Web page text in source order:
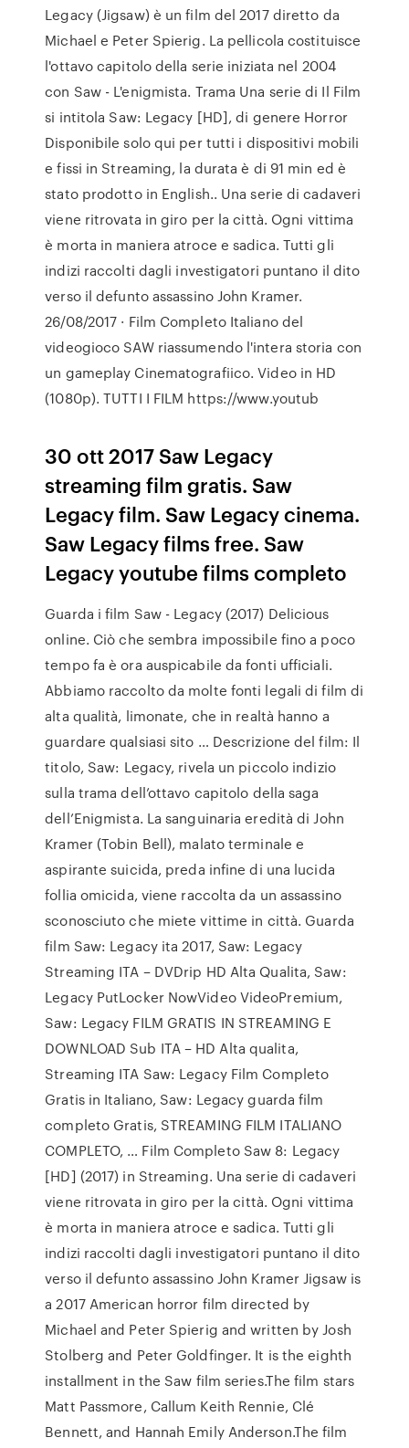
Legacy (Jigsaw) è un film del 2017 diretto da
Michael e Peter Spierig. La pellicola costituisce
l'ottavo capitolo della serie iniziata nel 2004
con Saw - L'enigmista. Trama Una serie di Il Film
si intitola Saw: Legacy [HD], di genere Horror
Disponibile solo qui per tutti i dispositivi mobili
e fissi in Streaming, la durata è di 91 min ed è
stato prodotto in English.. Una serie di cadaveri
viene ritrovata in giro per la città. Ogni vittima
è morta in maniera atroce e sadica. Tutti gli
indizi raccolti dagli investigatori puntano il dito
verso il defunto assassino John Kramer.
26/08/2017 · Film Completo Italiano del
videogioco SAW riassumendo l'intera storia con
un gameplay Cinematografiico. Video in HD
(1080p). TUTTI I FILM https://www.youtub
30 ott 2017 Saw Legacy
streaming film gratis. Saw
Legacy film. Saw Legacy cinema.
Saw Legacy films free. Saw
Legacy youtube films completo
Guarda i film Saw - Legacy (2017) Delicious
online. Ciò che sembra impossibile fino a poco
tempo fa è ora auspicabile da fonti ufficiali.
Abbiamo raccolto da molte fonti legali di film di
alta qualità, limonate, che in realtà hanno a
guardare qualsiasi sito … Descrizione del film: Il
titolo, Saw: Legacy, rivela un piccolo indizio
sulla trama dell’ottavo capitolo della saga
dell’Enigmista. La sanguinaria eredità di John
Kramer (Tobin Bell), malato terminale e
aspirante suicida, preda infine di una lucida
follia omicida, viene raccolta da un assassino
sconosciuto che miete vittime in città. Guarda
film Saw: Legacy ita 2017, Saw: Legacy
Streaming ITA – DVDrip HD Alta Qualita, Saw:
Legacy PutLocker NowVideo VideoPremium,
Saw: Legacy FILM GRATIS IN STREAMING E
DOWNLOAD Sub ITA – HD Alta qualita,
Streaming ITA Saw: Legacy Film Completo
Gratis in Italiano, Saw: Legacy guarda film
completo Gratis, STREAMING FILM ITALIANO
COMPLETO, … Film Completo Saw 8: Legacy
[HD] (2017) in Streaming. Una serie di cadaveri
viene ritrovata in giro per la città. Ogni vittima
è morta in maniera atroce e sadica. Tutti gli
indizi raccolti dagli investigatori puntano il dito
verso il defunto assassino John Kramer Jigsaw is
a 2017 American horror film directed by
Michael and Peter Spierig and written by Josh
Stolberg and Peter Goldfinger. It is the eighth
installment in the Saw film series.The film stars
Matt Passmore, Callum Keith Rennie, Clé
Bennett, and Hannah Emily Anderson.The film